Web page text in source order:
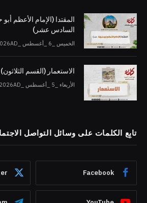
المقتدا (الإمام الأعظم
السادس عشر)
الخميس _6 _أغسطس _2026AH 6-8-2026AD
الاستعمار (القسم الثلاثون)
الأربعاء _5 _أغسطس _2026AH 5-8-2026AD
تابِع الكلمات على وسائل التواصل
Facebook